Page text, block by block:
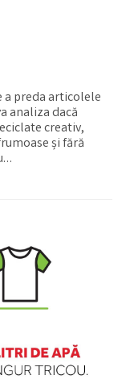
a preda articolele
analiza dacă
creativ,
și fără